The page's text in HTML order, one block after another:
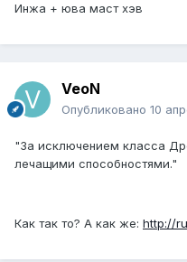
Инжа + юва маст хэв
VeoN
Опубликовано 10
"За исключением класса
лечащими способностями."
Как так то? А как же: http://